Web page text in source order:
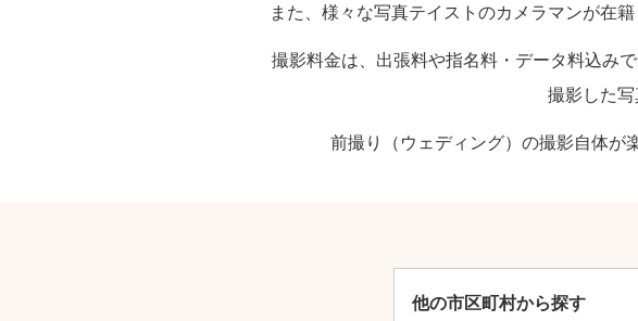
また、様々な写真テイストのカメラマンが在
撮影料金は、出張料や指名料・データ料込み
撮影した写
前撮り（ウェディング）の撮影自体が
他の市区町村から探す